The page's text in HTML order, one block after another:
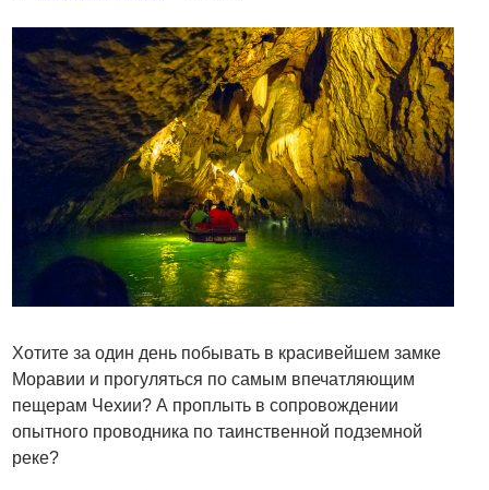
Хотите за один день побывать в красивейшем замке
Моравии и прогуляться по самым впечатляющим
пещерам Чехии? А проплыть в сопровождении
опытного проводника по таинственной подземной
реке?